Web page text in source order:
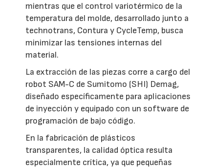
mientras que el control variotérmico de la
temperatura del molde, desarrollado junto a
technotrans, Contura y CycleTemp, busca
minimizar las tensiones internas del
material.
La extracción de las piezas corre a cargo del
robot SAM-C de Sumitomo (SHI) Demag,
diseñado específicamente para aplicaciones
de inyección y equipado con un software de
programación de bajo código.
En la fabricación de plásticos
transparentes, la calidad óptica resulta
especialmente crítica, ya que pequeñas